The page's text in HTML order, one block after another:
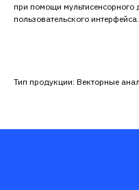
при помощи мультисенсорного
пользовательского интерфейса.
Тип продукции: Векторные